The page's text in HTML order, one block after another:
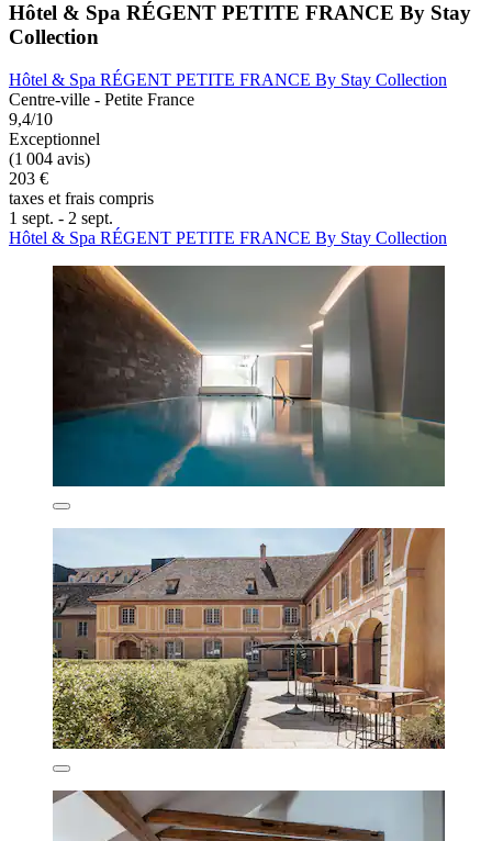
Hôtel & Spa RÉGENT PETITE FRANCE By Stay
Collection
Hôtel & Spa RÉGENT PETITE FRANCE By Stay Collection
Centre-ville - Petite France
9,4/10
Exceptionnel
(1 004 avis)
203 €
taxes et frais compris
1 sept. - 2 sept.
Hôtel & Spa RÉGENT PETITE FRANCE By Stay Collection